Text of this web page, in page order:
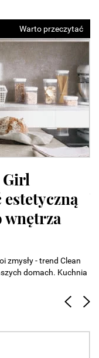
Warto przeczytać
Girl
wnętrza
zmysły - trend Clean
domach. Kuchnia